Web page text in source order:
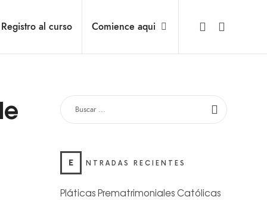
Registro al curso Comience aqui
E NTRADAS RECIENTES
Pláticas Prematrimoniales Católicas